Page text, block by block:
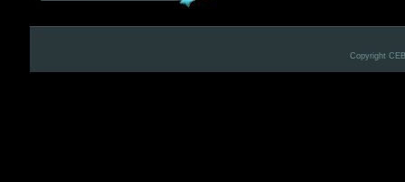
Copyright